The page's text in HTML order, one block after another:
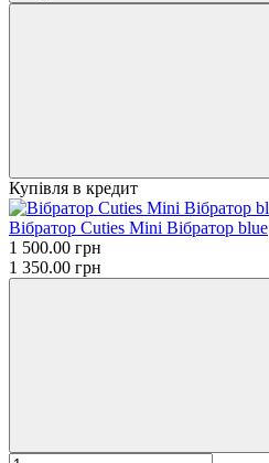
Купівля в кредит
Вібратор Cuties Mini Вібратор blue
1 500.00 грн
1 350.00 грн